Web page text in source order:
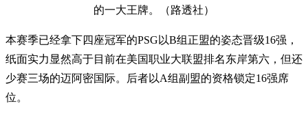
的一大王牌。（路透社）
本赛季已经拿下四座冠军的PSG以B组正盟的姿态晋级16强，
纸面实力显然高于目前在美国职业大联盟排名东岸第六，但还
少赛三场的迈阿密国际。后者以A组副盟的资格锁定16强席
位。